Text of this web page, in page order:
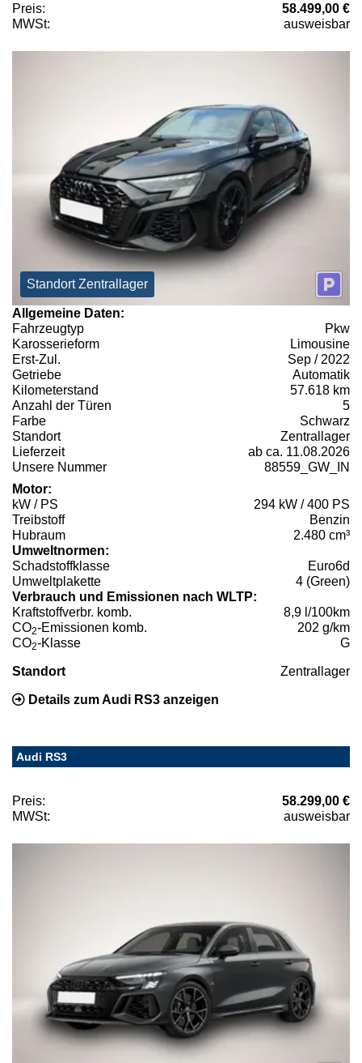
Preis:
58.499,00 €
MWSt:
ausweisbar
Standort Zentrallager
Allgemeine Daten:
Fahrzeugtyp
Pkw
Karosserieform
Limousine
Erst-Zul.
Sep / 2022
Getriebe
Automatik
Kilometerstand
57.618 km
Anzahl der Türen
5
Farbe
Schwarz
Standort
Zentrallager
Lieferzeit
ab ca. 11.08.2026
Unsere Nummer
88559_GW_IN
Motor:
kW / PS
294 kW / 400 PS
Treibstoff
Benzin
Hubraum
2.480 cm³
Umweltnormen:
Schadstoffklasse
Euro6d
Umweltplakette
4 (Green)
Verbrauch und Emissionen nach WLTP:
Kraftstoffverbr. komb.
8,9 l/100km
CO2-Emissionen komb.
202 g/km
CO2-Klasse G
Standort Zentrallager
Details zum Audi RS3 anzeigen
Audi RS3
Preis:
58.299,00 €
MWSt:
ausweisbar